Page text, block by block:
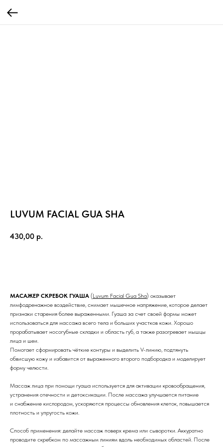
LUVUM FACIAL GUA SHA
430,00 р.
МАСАЖЕР СКРЕБОК ГУАША (Luvum Facial Gua Sha) оказывает
лимфодренажное воздействие, снимает мышечное напряжение, которое делает
признаки старения более выраженными. Гуаша за счет своей формы может
использоваться для массажа всего тела и больших участков кожи. Хорошо
прорабатывает носогубные складки и область губ, а также разогревает мышцы
лица и шеи.
Помогает сформировать чёткие контуры и выделить V-линию, подтянуть
обвисшую кожу и избавится от выраженного второго подбородка и моделирует
форму челюсти.
Массаж лица при помощи гуаша используется для активации кровообращения,
устранения отечности и детоксикации. После массажа улучшается питание
и снабжение кислородом, ускоряются процессы обновления клеток, повышается
плотность и упругость кожи.
Способ применения: делайте массаж поверх крема или сыворотки. Аккуратно
проводите скребком по массажным линиям вдоль необходимых областей. После